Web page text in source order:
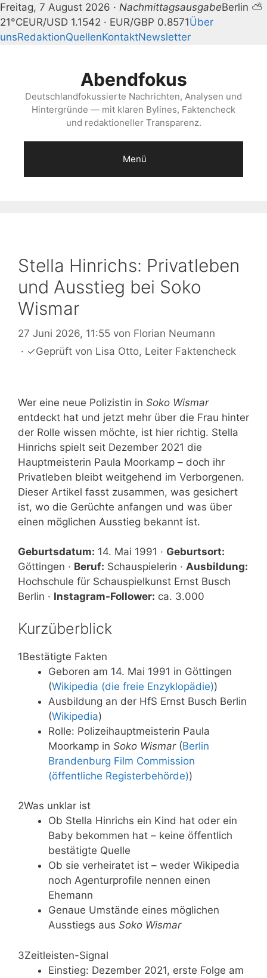
Freitag, 7 August 2026 · NachmittagsausgabeBerlin ⛅
21°CEUR/USD 1.1542 · EUR/GBP 0.8571Über
unsRedaktionQuellenKontaktNewsletter
Abendfokus
Deutschlandfokussierte Nachrichten, Analysen und
Hintergründe — mit klaren Bylines, Faktencheck
und redaktioneller Transparenz.
Menü
Stella Hinrichs: Privatleben
und Ausstieg bei Soko
Wismar
27 Juni 2026, 11:55 von Florian Neumann
· ✓Geprüft von Lisa Otto, Leiter Faktencheck
Wer eine neue Polizistin in Soko Wismar
entdeckt hat und jetzt mehr über die Frau hinter
der Rolle wissen möchte, ist hier richtig. Stella
Hinrichs spielt seit Dezember 2021 die
Hauptmeisterin Paula Moorkamp – doch ihr
Privatleben bleibt weitgehend im Verborgenen.
Dieser Artikel fasst zusammen, was gesichert
ist, wo die Gerüchte anfangen und was über
einen möglichen Ausstieg bekannt ist.
Geburtsdatum: 14. Mai 1991 · Geburtsort:
Göttingen · Beruf: Schauspielerin · Ausbildung:
Hochschule für Schauspielkunst Ernst Busch
Berlin · Instagram-Follower: ca. 3.000
Kurzüberblick
1Bestätigte Fakten
Geboren am 14. Mai 1991 in Göttingen
(Wikipedia (die freie Enzyklopädie))
Ausbildung an der HfS Ernst Busch Berlin
(Wikipedia)
Rolle: Polizeihauptmeisterin Paula
Moorkamp in Soko Wismar(Berlin
Brandenburg Film Commission
(öffentliche Registerbehörde))
2Was unklar ist
Ob Stella Hinrichs ein Kind hat oder ein
Baby bekommen hat – keine öffentlich
bestätigte Quelle
Ob sie verheiratet ist – weder Wikipedia
noch Agenturprofile nennen einen
Ehemann
Genaue Umstände eines möglichen
Ausstiegs aus Soko Wismar
3Zeitleisten-Signal
Einstieg: Dezember 2021, erste Folge am